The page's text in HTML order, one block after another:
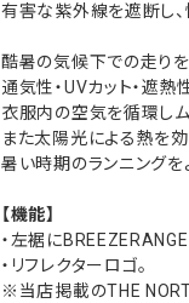
有害な紫外線を遮断し、
酷暑の気候下での走りを
通気性・UVカット・遮熱
衣服内の空気を循環しム
また太陽光による熱を
暑い時期のランニングを
【機能】
・左裾にBREEZERANGE
・リフレクターロゴ。
※当店掲載のTHE